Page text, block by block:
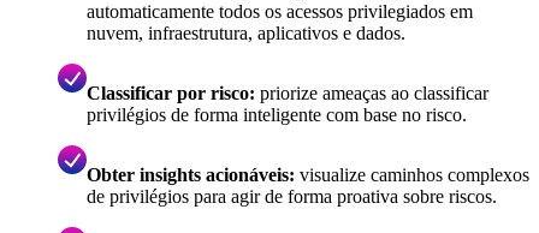
automaticamente todos os acessos privilegiados em
nuvem, infraestrutura, aplicativos e dados.
Classificar por risco: priorize ameaças ao classificar
privilégios de forma inteligente com base no risco.
Obter insights acionáveis: visualize caminhos complexos
de privilégios para agir de forma proativa sobre riscos.